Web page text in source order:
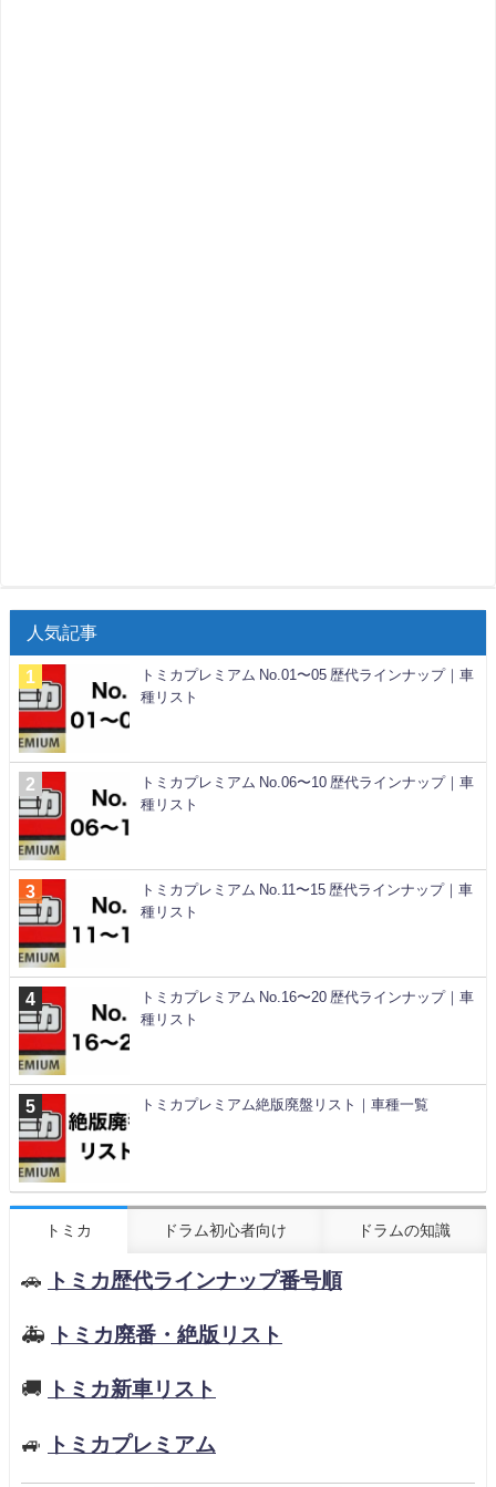
人気記事
トミカプレミアム No.01〜05 歴代ラインナップ｜車
種リスト
トミカプレミアム No.06〜10 歴代ラインナップ｜車
種リスト
トミカプレミアム No.11〜15 歴代ラインナップ｜車
種リスト
トミカプレミアム No.16〜20 歴代ラインナップ｜車
種リスト
トミカプレミアム絶版廃盤リスト｜車種一覧
トミカ ドラム初心者向け ドラムの知識
🚗 トミカ歴代ラインナップ番号順
🚑 トミカ廃番・絶版リスト
🚚 トミカ新車リスト
🚙 トミカプレミアム